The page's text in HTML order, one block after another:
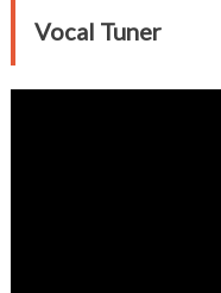
Vocal Tuner